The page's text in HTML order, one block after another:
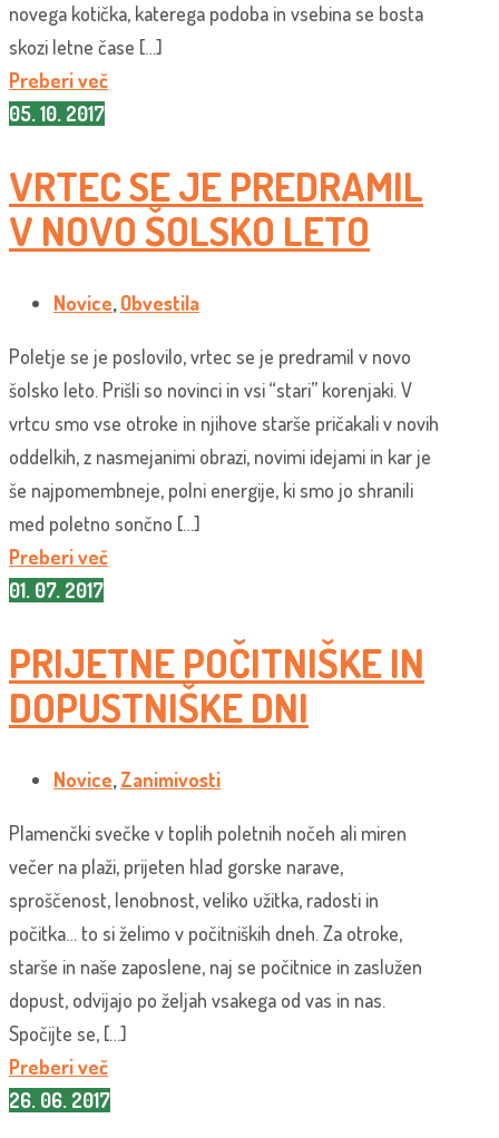
novega kotička, katerega podoba in vsebina se bosta
skozi letne čase […]
Preberi več
05. 10. 2017
VRTEC SE JE PREDRAMIL
V NOVO ŠOLSKO LETO
Novice,Obvestila
Poletje se je poslovilo, vrtec se je predramil v novo
šolsko leto. Prišli so novinci in vsi “stari” korenjaki. V
vrtcu smo vse otroke in njihove starše pričakali v novih
oddelkih, z nasmejanimi obrazi, novimi idejami in kar je
še najpomembneje, polni energije, ki smo jo shranili
med poletno sončno […]
Preberi več
01. 07. 2017
PRIJETNE POČITNIŠKE IN
DOPUSTNIŠKE DNI
Novice,Zanimivosti
Plamenčki svečke v toplih poletnih nočeh ali miren
večer na plaži, prijeten hlad gorske narave,
sproščenost, lenobnost, veliko užitka, radosti in
počitka… to si želimo v počitniških dneh. Za otroke,
starše in naše zaposlene, naj se počitnice in zaslužen
dopust, odvijajo po željah vsakega od vas in nas.
Spočijte se, […]
Preberi več
26. 06. 2017